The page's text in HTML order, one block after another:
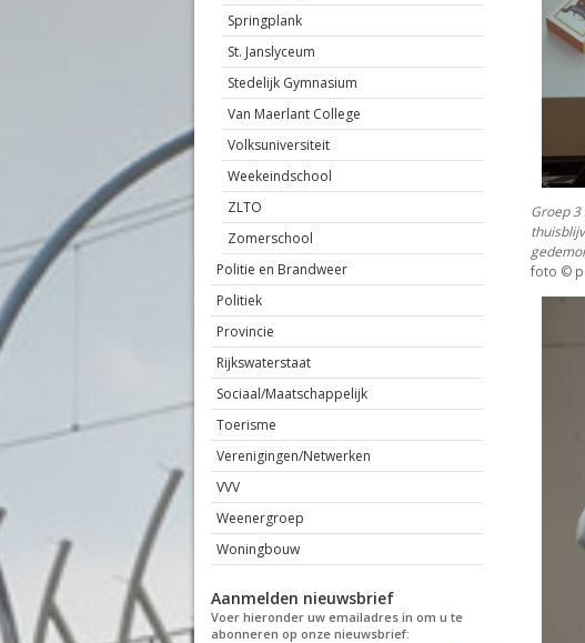
Springplank
St. Janslyceum
Stedelijk Gymnasium
Van Maerlant College
Volksuniversiteit
Weekeindschool
ZLTO
Zomerschool
Politie en Brandweer
Politiek
Provincie
Rijkswaterstaat
Sociaal/Maatschappelijk
Toerisme
Verenigingen/Netwerken
VVV
Weenergroep
Woningbouw
Aanmelden nieuwsbrief
Voer hieronder uw emailadres in om u te
abonneren op onze nieuwsbrief:
Groep
foto ©